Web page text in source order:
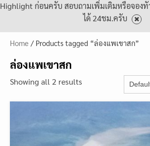
Highlight ก่อนครับ สอบถามเพิ่มเติมหรือจองทั
ได้ 24ชม.ครับ
Home / Products tagged “ล่องแพเขาสก”
ล่องแพเขาสก
Showing all 2 results